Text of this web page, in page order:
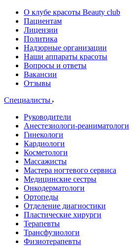
О клубе красоты Beauty club
Пациентам
Лицензии
Политика
Надзорные организации
Наши аппараты красоты
Вопросы и ответы
Вакансии
Отзывы
Специалисты
Руководители
Анестезиологи-реаниматологи
Гинекологи
Кардиологи
Косметологи
Массажисты
Мастера ногтевого сервиса
Медицинские сестры
Онкодерматологи
Ортопеды
Отделение диагностики
Пластические хирурги
Терапевты
Трансфузиологи
Физиотерапевты